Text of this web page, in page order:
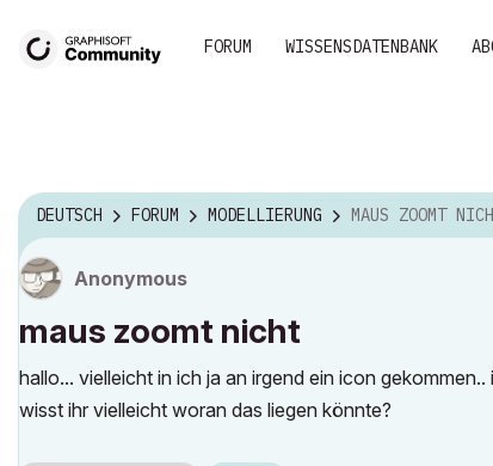
FORUM WISSENSDATENBANK
DEUTSCH FORUM MODELLIERUNG MAUS ZOOMT
Anonymous
maus zoomt nicht
hallo... vielleicht in ich ja an irgend ein icon
wisst ihr vielleicht woran das liegen könnte?